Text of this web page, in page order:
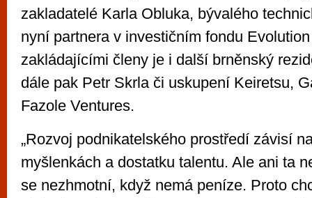
zakladatelé Karla Obluka, bývalého
nyní partnera v investičním fondu
zakládajícími členy je i další brněnský
dále pak Petr Skrla či uskupení Keiretsu,
Fazole Ventures.
„Rozvoj podnikatelského prostředí závisí
myšlenkách a dostatku talentu. Ale ani ta
se nezhmotní, když nemá peníze. Proto